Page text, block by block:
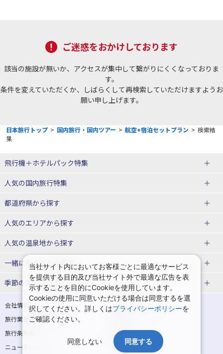
ご迷惑をおかけしております
該当の施設が無いか、アクセスが集中して繋がりにくくなっておりま
す。
条件を変えていただくか、しばらくして再検索していただけますようお
願い申し上げます。
日本旅行トップ > 国内旅行・国内ツアー > 航空+宿泊セットプラン > 検索結
果
飛行機＋ホテルパック特集
赤い風船ダイナミックパッケージ
ＪＡＬで行く飛行機+ホテルパック
人気の国内旅行特集
東京ディズニーリゾート®への旅
ユニバーサル・スタジオ・ジャパ
都道府県から探す
北海道旅行・ツアー
東北
青森旅行・ツアー
岩手旅行・ツアー
宮城旅行・ツアー
秋田旅行・ツアー
山形旅行・ツアー
福島旅行・ツアー
関東
東京旅行・ツアー
神奈川旅行・ツアー
人気のエリアから探す
函館旅行 札幌旅行
仙台旅行
那須旅行
日光旅行
人気の温泉地から探す
北海道
湯の川温泉(北海道)
定山渓温泉(北海道)
十勝川温泉(北海道)
阿寒湖温泉(北海道)
洞爺湖温泉(北海道)
層雲峡温泉(北海道)
知床温泉(北海道)
一緒に行く人から探す
一人旅 国内版
家族・子連れ旅行 国内版
カップル・夫婦旅行 国内版
女子旅 国内版
卒業旅行・学生旅行 国内版
季節の国内旅行特集
桜・お花見特集
ゴールデンウィーク（GW）の国内
旅行
夏休み・お盆の国内旅行
7月の国内旅行
8月の国内旅行
9月の国内旅行
会社情報
プライバシーポリシー
旅行業登録票・約款
旅行条件書
商標について
ニュースリリース
採用情報
当社サイト内においてお客様ごとに最適なサービス
を提供する目的及び当社サイト外で最適な広告を表
示することを目的にCookieを使用しています。
Cookieの使用に同意いただける場合は同意するを選
択してください。詳しくはプライバシーポリシーを
ご確認ください。
同意しない 同意する